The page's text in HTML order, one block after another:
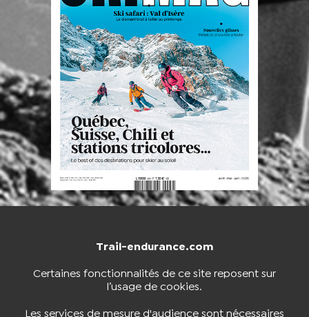
Trail-endurance.com
Certaines fonctionnalités de ce site reposent sur
l’usage de cookies.
Les services de mesure d'audience sont nécessaires
NOUS CONTACTER BOUTIQUE